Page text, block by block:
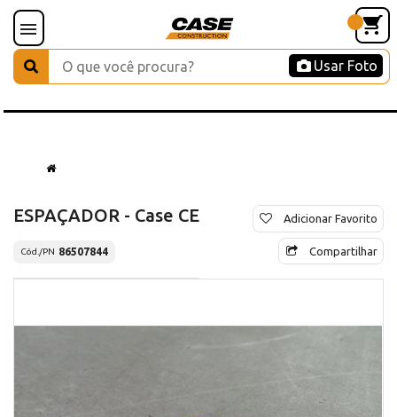
Usar Foto
ESPAÇADOR - Case CE
Cód./PN 86507844
Adicionar Favorito
Compartilhar